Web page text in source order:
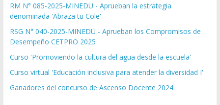
RM N° 085-2025-MINEDU - Aprueban la estrategia
denominada 'Abraza tu Cole'
RSG N° 040-2025-MINEDU - Aprueban los Compromisos de
Desempeño CETPRO 2025
Curso 'Promoviendo la cultura del agua desde la escuela'
Curso virtual 'Educación inclusiva para atender la diversidad I'
Ganadores del concurso de Ascenso Docente 2024